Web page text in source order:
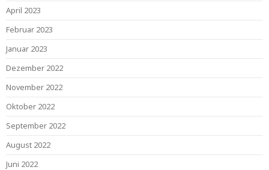
April 2023
Februar 2023
Januar 2023
Dezember 2022
November 2022
Oktober 2022
September 2022
August 2022
Juni 2022